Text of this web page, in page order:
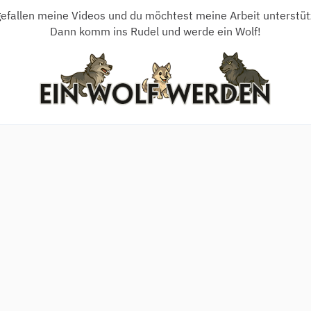
meine Videos und du möchtest meine Arbeit
Dann komm ins Rudel und werde ein Wolf!